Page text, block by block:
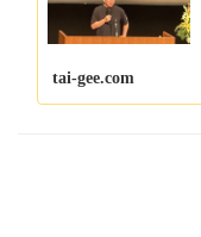
tai-gee.com